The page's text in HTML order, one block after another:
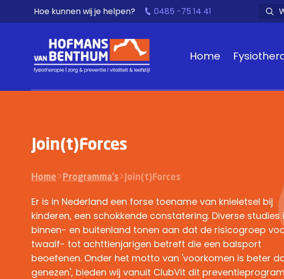
Hoe kunnen wij je helpen? 0485 -75 14 41
Home
Join(t)Forces
Home> Programma’s> Join(t)Forces
Er is in Nederland een forse toename van knieletsel bij
kinderen, een schokkende constatering. Diverse studies
binnen- en buitenland tonen aan dat de risicogroep
twaalf- tot achttienjarigen betreft die een balsport
beoefenen. Onder het motto van 'voorkomen is beter
genezen', bieden wij vanuit ClubVit dit